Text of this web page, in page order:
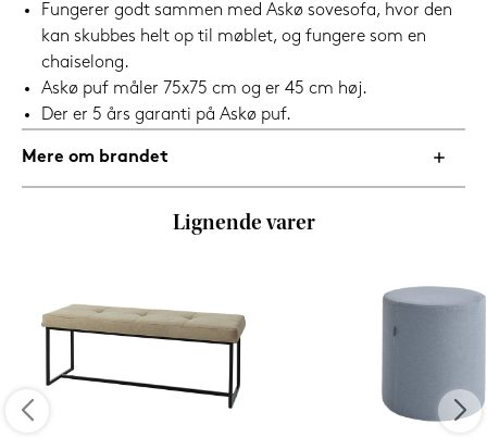
Fungerer godt sammen med Askø sovesofa, hvor den
kan skubbes helt op til møblet, og fungere som en
chaiselong.
Askø puf måler 75x75 cm og er 45 cm høj.
Der er 5 års garanti på Askø puf.
Mere om brandet
Lignende varer